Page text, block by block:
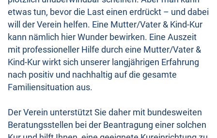
etwas tun, bevor die Last einen erdrückt – und dabei
will der Verein helfen. Eine Mutter/Vater & Kind-Kur
kann nämlich hier Wunder bewirken. Eine Auszeit
mit professioneller Hilfe durch eine Mutter/Vater &
Kind-Kur wirkt sich unserer langjährigen Erfahrung
nach positiv und nachhaltig auf die gesamte
Familiensituation aus.
Der Verein unterstützt Sie daher mit bundesweiten
Beratungsstellen bei der Beantragung einer solchen